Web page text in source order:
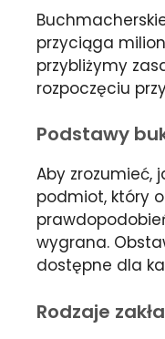
przyciąga
przybliżymy
rozpoczęciu
Podstawy
Aby zrozumieć,
podmiot, który
wygrana.
dostępne dla
Rodzaje